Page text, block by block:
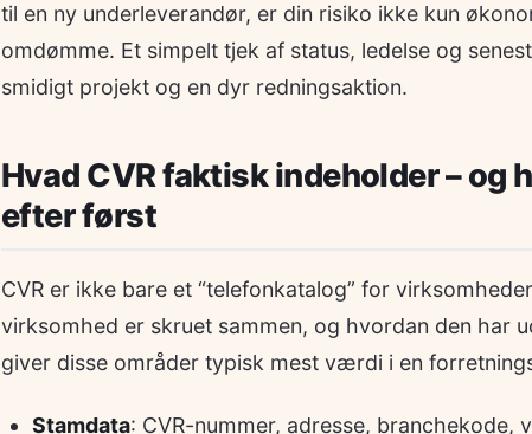
til en ny underleverandør, er din risiko ikke kun
omdømme. Et simpelt tjek af status, ledelse og
smidigt projekt og en dyr redningsaktion.
Hvad CVR faktisk indeholder – og
efter først
CVR er ikke bare et “telefonkatalog” for
virksomhed er skruet sammen, og hvordan den har
giver disse områder typisk mest værdi i en
Stamdata: CVR-nummer, adresse, branchekode,